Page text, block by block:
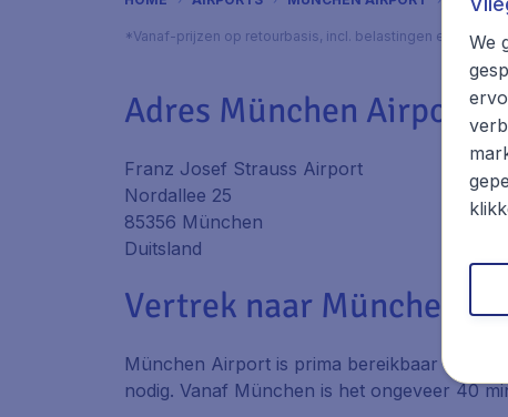
*Vanaf-prijzen op retourbasis, incl. belastingen en
Adres München Airport
Franz Josef Strauss Airport
Nordallee 25
85356 München
Duitsland
Vertrek naar München
München Airport is prima bereikbaar via
nodig. Vanaf München is het ongeveer 40
We